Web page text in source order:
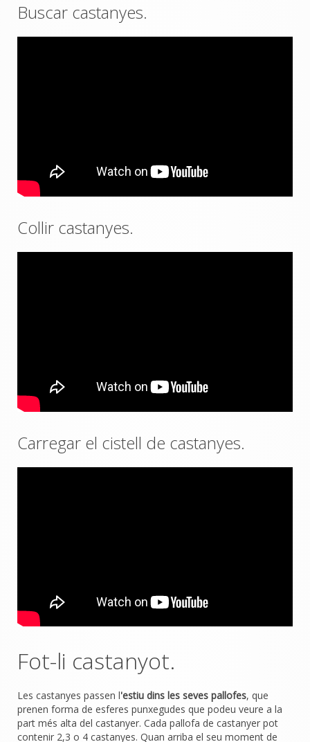
Buscar castanyes.
Collir castanyes.
Carregar el cistell de castanyes.
Fot-li castanyot.
Les castanyes passen l'estiu dins les seves pallofes, que
prenen forma de esferes punxegudes que podeu veure a la
part més alta del castanyer. Cada pallofa de castanyer pot
contenir 2,3 o 4 castanyes. Quan arriba el seu moment de